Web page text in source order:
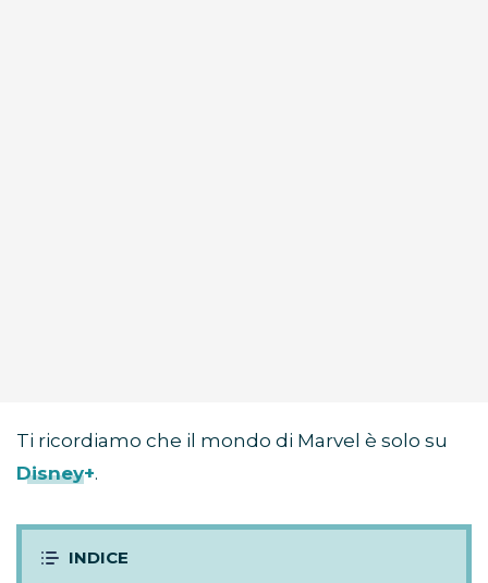
Ti ricordiamo che il mondo di Marvel è solo su
Disney+.